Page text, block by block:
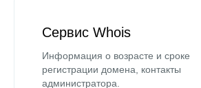
Сервис Whois
Информация о возрасте и сроке
регистрации домена, контакты
администратора.